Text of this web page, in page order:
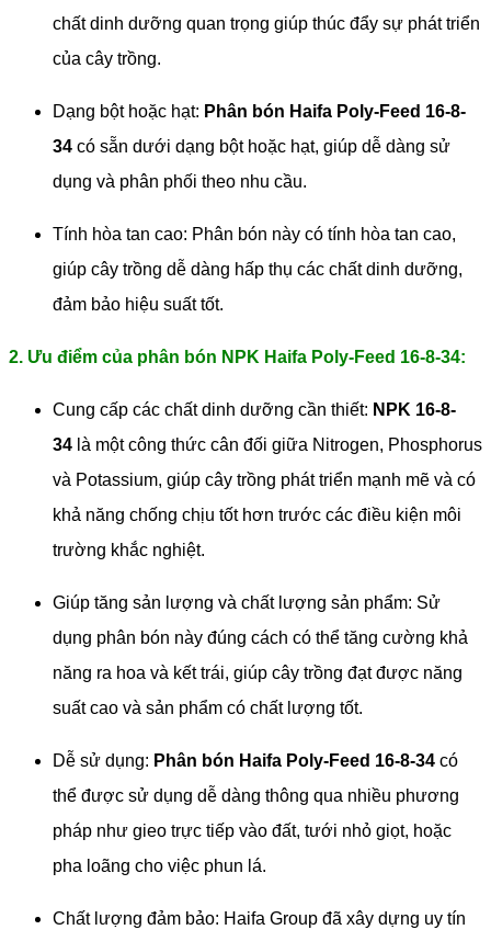
chất dinh dưỡng quan trọng giúp thúc đẩy sự phát triển
của cây trồng.
Dạng bột hoặc hạt: Phân bón Haifa Poly-Feed 16-8-
34 có sẵn dưới dạng bột hoặc hạt, giúp dễ dàng sử
dụng và phân phối theo nhu cầu.
Tính hòa tan cao: Phân bón này có tính hòa tan cao,
giúp cây trồng dễ dàng hấp thụ các chất dinh dưỡng,
đảm bảo hiệu suất tốt.
2. Ưu điểm của phân bón NPK Haifa Poly-Feed 16-8-34:
Cung cấp các chất dinh dưỡng cần thiết: NPK 16-8-
34 là một công thức cân đối giữa Nitrogen, Phosphorus
và Potassium, giúp cây trồng phát triển mạnh mẽ và có
khả năng chống chịu tốt hơn trước các điều kiện môi
trường khắc nghiệt.
Giúp tăng sản lượng và chất lượng sản phẩm: Sử
dụng phân bón này đúng cách có thể tăng cường khả
năng ra hoa và kết trái, giúp cây trồng đạt được năng
suất cao và sản phẩm có chất lượng tốt.
Dễ sử dụng: Phân bón Haifa Poly-Feed 16-8-34 có
thể được sử dụng dễ dàng thông qua nhiều phương
pháp như gieo trực tiếp vào đất, tưới nhỏ giọt, hoặc
pha loãng cho việc phun lá.
Chất lượng đảm bảo: Haifa Group đã xây dựng uy tín